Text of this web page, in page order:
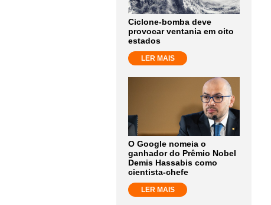
Ciclone-bomba deve
provocar ventania em oito
estados
LER MAIS
O Google nomeia o
ganhador do Prêmio Nobel
Demis Hassabis como
cientista-chefe
LER MAIS